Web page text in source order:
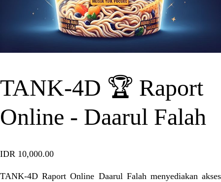
TANK-4D 🏆 Raport
Online - Daarul Falah
IDR 10,000.00
TANK-4D Raport Online Daarul Falah menyediakan akses